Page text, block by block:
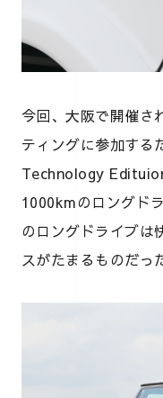
今回、大阪で開催さ
ティングに参加す
Technology
1000kmのロングド
のロングドライブは
スがたまるものだっ